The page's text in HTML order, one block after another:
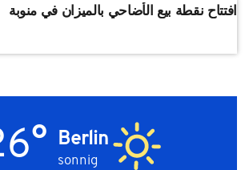
افتتاح نقطة بيع الأضاحي بالميزان في منوبة
Berlin
sonnig